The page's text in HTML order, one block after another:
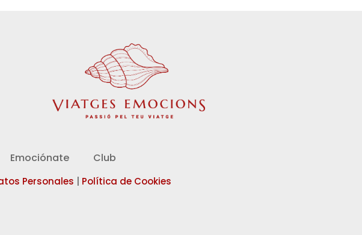
Emociónate Club
Personales Política de Cookies